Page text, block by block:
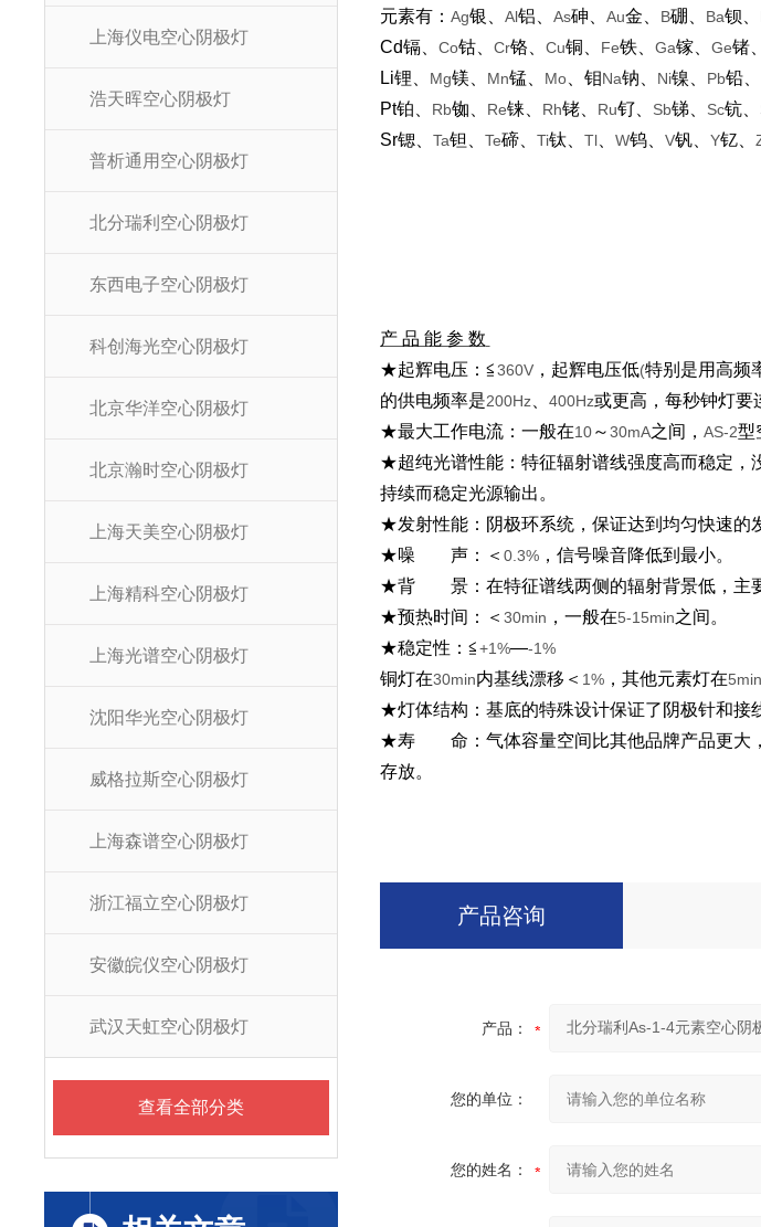
上海仪电空心阴极灯
浩天晖空心阴极灯
普析通用空心阴极灯
北分瑞利空心阴极灯
东西电子空心阴极灯
科创海光空心阴极灯
北京华洋空心阴极灯
北京瀚时空心阴极灯
上海天美空心阴极灯
上海精科空心阴极灯
上海光谱空心阴极灯
沈阳华光空心阴极灯
威格拉斯空心阴极灯
上海森谱空心阴极灯
浙江福立空心阴极灯
安徽皖仪空心阴极灯
武汉天虹空心阴极灯
查看全部分类
元素有： Ag银、 Al铝、 As砷、 Au金、 B硼、 Ba钡、
Cd镉、 Co钴、 Cr铬、 Cu铜、 Fe铁、 Ga镓、 Ge锗、
Li锂、 Mg镁、 Mn锰、 Mo、钼Na钠、 Ni镍、 Pb铅、
Pt铂、 Rb铷、 Re铼、 Rh铑、 Ru钌、 Sb锑、 Sc钪、
Sr锶、 Ta钽、 Te碲、 Ti钛、 Tl、 W钨、 V钒、 Y钇、
产 品 能 参 数
★起辉电压：≦360V，起辉电压低(特别是用高频
的供电频率是200Hz、 400Hz或更高，每秒钟灯要
★最大工作电流：一般在10～30mA之间， AS-2型
★超纯光谱性能：特征辐射谱线强度高而稳定，
持续而稳定光源输出。
★发射性能：阴极环系统，保证达到均匀快速的
★噪 声：＜ 0.3%，信号噪音降低到最小。
★背 景：在特征谱线两侧的辐射背景低，主
★预热时间：＜ 30min ，一般在5-15min之间。
★稳定性：≦+1%—-1%
铜灯在30min内基线漂移＜ 1%，其他元素灯在5min
★灯体结构：基底的特殊设计保证了阴极针和接
★寿 命：气体容量空间比其他品牌产品更大
存放。
产品咨询
产品：
您的单位：
您的姓名：